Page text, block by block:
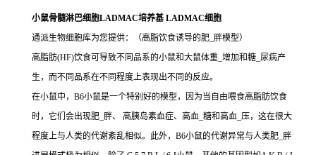
小鼠骨髓淋巴细胞LADMAC培养基 LADMAC细胞
通派生物细胞库为您提供：（高脂饮食诱导的肥_胖模型）
高脂肪(HF)饮食可导致不同品系的小鼠和大鼠体重_增加和糖_尿病产
生，而不同品系在不同程度上表现出不同的反应。
在小鼠中，B6小鼠是一个特别好的模型，因为当自由喂食高脂肪饮食
时，它们会出现肥_胖、 高胰岛素血症、高血_糖和高血_压，这在很大
程度上与人类的代谢紊乱相似。此外，B6小鼠的代谢异常与人类肥_胖